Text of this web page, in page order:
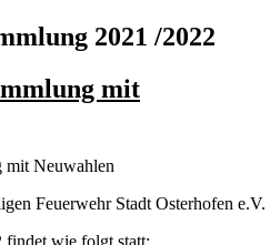
2021 /2022
mit
mit Neuwahlen
Feuerwehr Stadt Osterhofen e.V.
findet wie folgt statt: